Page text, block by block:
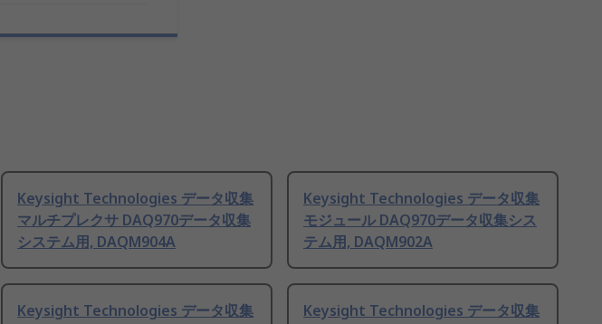
Keysight Technologies データ収集
マルチプレクサ DAQ970データ収集
システム用, DAQM904A
Keysight Technologies データ収集
モジュール DAQ970データ収集シス
テム用, DAQM902A
Keysight Technologies データ収集
Keysight Technologies データ収集